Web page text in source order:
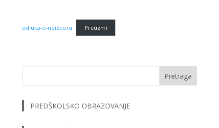
odluka-o-neizboru Preuzmi
Pretraga
PREDŠKOLSKO OBRAZOVANJE